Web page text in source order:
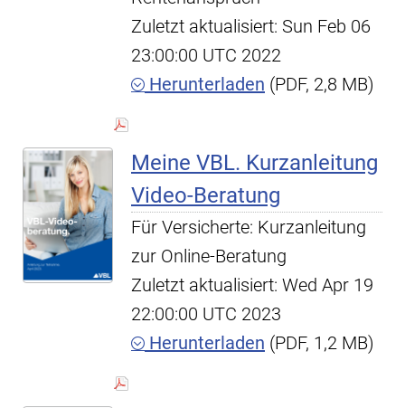
Zuletzt aktualisiert: Sun Feb 06
23:00:00 UTC 2022
Herunterladen (PDF, 2,8 MB)
Meine VBL. Kurzanleitung
Video-Beratung
Für Versicherte: Kurzanleitung
zur Online-Beratung
Zuletzt aktualisiert: Wed Apr 19
22:00:00 UTC 2023
Herunterladen (PDF, 1,2 MB)